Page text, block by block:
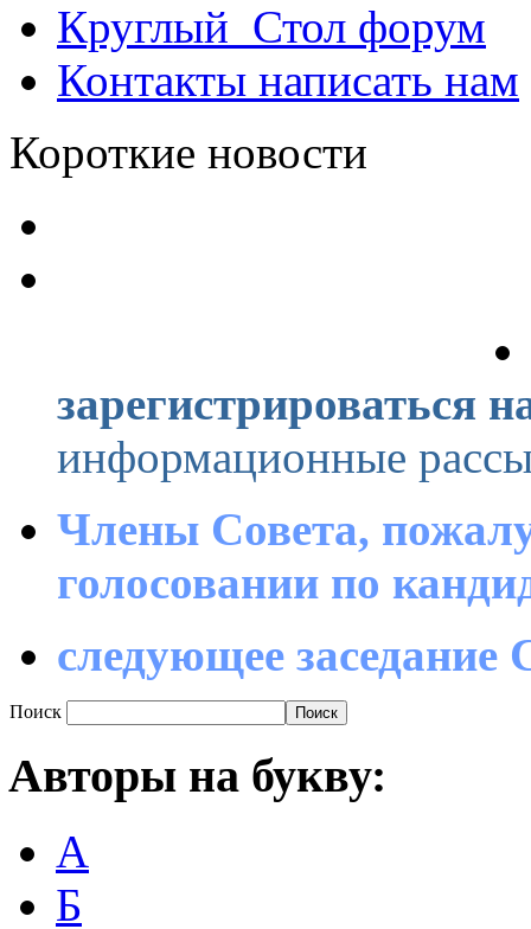
Круглый_Стол форум
Контакты написать нам
Короткие новости
зарегистрироваться
информационные
Члены Совета,
голосовании по
следующее заседание
Поиск
Авторы на букву:
А
Б